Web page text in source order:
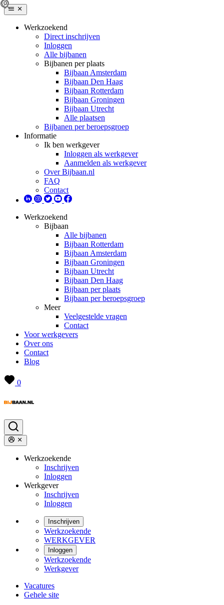
Werkzoekend
Direct inschrijven
Inloggen
Alle bijbanen
Bijbanen per plaats
Bijbaan Amsterdam
Bijbaan Den Haag
Bijbaan Rotterdam
Bijbaan Groningen
Bijbaan Utrecht
Alle plaatsen
Bijbanen per beroepsgroep
Informatie
Ik ben werkgever
Inloggen als werkgever
Aanmelden als werkgever
Over Bijbaan.nl
FAQ
Contact
Werkzoekend
Bijbaan
Alle bijbanen
Bijbaan Rotterdam
Bijbaan Amsterdam
Bijbaan Groningen
Bijbaan Utrecht
Bijbaan Den Haag
Bijbaan per plaats
Bijbaan per beroepsgroep
Meer
Veelgestelde vragen
Contact
Voor werkgevers
Over ons
Contact
Blog
0
Werkzoekende
Inschrijven
Inloggen
Werkgever
Inschrijven
Inloggen
Inschrijven
Werkzoekende
WERKGEVER
Inloggen
Werkzoekende
Werkgever
Vacatures
Gehele site